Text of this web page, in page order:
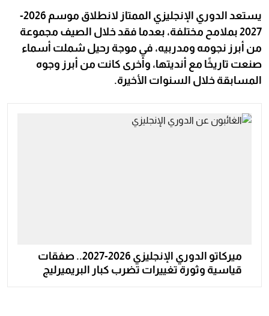
يستعد الدوري الإنجليزي الممتاز لانطلاق موسم 2026-
2027 بملامح مختلفة، بعدما فقد خلال الصيف مجموعة
من أبرز نجومه ومدربيه، في موجة رحيل شملت أسماء
صنعت تاريخًا مع أنديتها، وأخرى كانت من أبرز وجوه
المسابقة خلال السنوات الأخيرة.
ميركاتو الدوري الإنجليزي 2026-2027.. صفقات
قياسية وثورة تغييرات تضرب كبار البريميرليج